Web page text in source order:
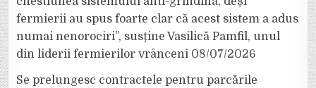
fermierii au spus foarte clar că acest sistem a adus
numai nenorociri”, susține Vasilică Pamfil, unul
din liderii fermierilor vrânceni 08/07/2026
Se prelungesc contractele pentru parcările